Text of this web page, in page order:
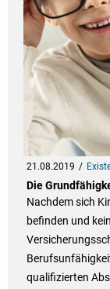
21.08.2019
Die
Nachdem sich
befinden und
qualifizierten